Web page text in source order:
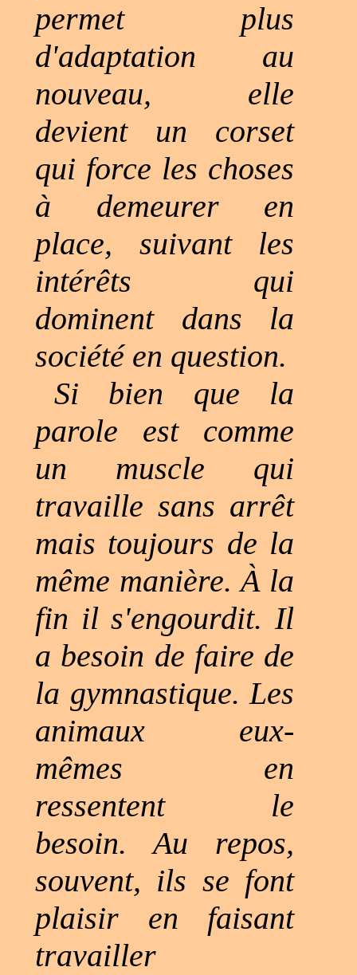
permet plus
d'adaptation au
nouveau, elle
devient un corset
qui force les choses
à demeurer en
place, suivant les
intérêts qui
dominent dans la
société en question.
Si bien que la
parole est comme
un muscle qui
travaille sans arrêt
mais toujours de la
même manière. À la
fin il s'engourdit. Il
a besoin de faire de
la gymnastique. Les
animaux eux-
mêmes en
ressentent le
besoin. Au repos,
souvent, ils se font
plaisir en faisant
travailler